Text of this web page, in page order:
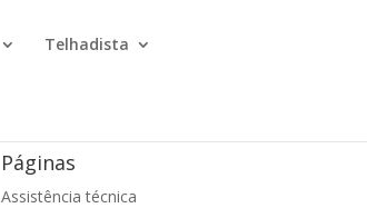
Telhadista
Páginas
Assistência técnica